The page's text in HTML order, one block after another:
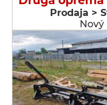
Prodaja >
Nový